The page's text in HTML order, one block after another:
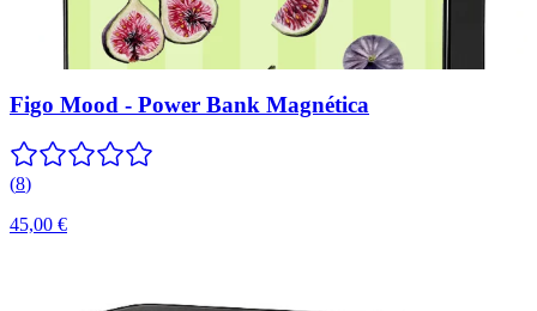
Figo Mood - Power Bank Magnética
(8)
45,00 €